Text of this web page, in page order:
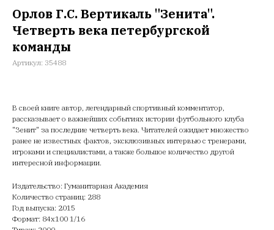
Орлов Г.С. Вертикаль "Зенита".
Четверть века петербургской
команды
Артикул: 35488
В своей книге автор, легендарный спортивный комментатор,
рассказывает о важнейших событиях истории футбольного клуба
"Зенит" за последние четверть века. Читателей ожидает множество
ранее не известных фактов, эксклюзивных интервью с тренерами,
игроками и специалистами, а также большое количество другой
интересной информации.
Издательство: Гуманитарная Академия
Количество страниц: 288
Год выпуска: 2015
Формат: 84х100 1/16